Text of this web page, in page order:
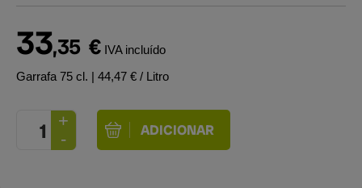
33,35 € IVA incluído
Garrafa 75 cl. | 44,47 € / Litro